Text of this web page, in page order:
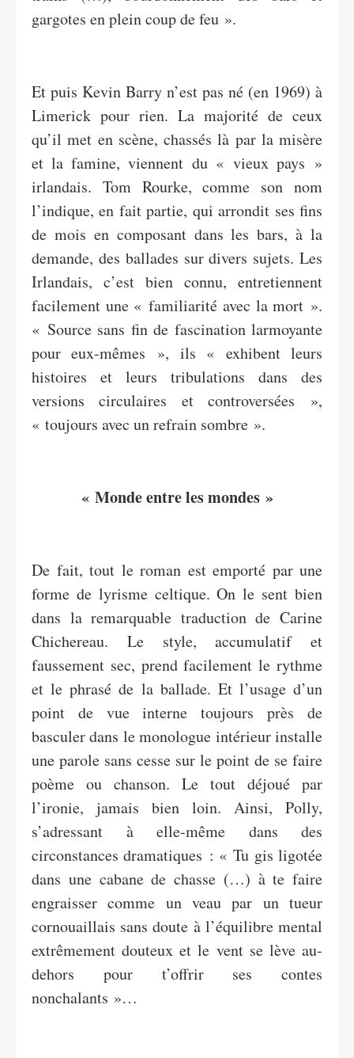
gargotes en plein coup de feu ».
Et puis Kevin Barry n’est pas né (en 1969) à
Limerick pour rien. La majorité de ceux
qu’il met en scène, chassés là par la misère
et la famine, viennent du « vieux pays »
irlandais. Tom Rourke, comme son nom
l’indique, en fait partie, qui arrondit ses fins
de mois en composant dans les bars, à la
demande, des ballades sur divers sujets. Les
Irlandais, c’est bien connu, entretiennent
facilement une « familiarité avec la mort ».
« Source sans fin de fascination larmoyante
pour eux-mêmes », ils « exhibent leurs
histoires et leurs tribulations dans des
versions circulaires et controversées »,
« toujours avec un refrain sombre ».
« Monde entre les mondes »
De fait, tout le roman est emporté par une
forme de lyrisme celtique. On le sent bien
dans la remarquable traduction de Carine
Chichereau. Le style, accumulatif et
faussement sec, prend facilement le rythme
et le phrasé de la ballade. Et l’usage d’un
point de vue interne toujours près de
basculer dans le monologue intérieur installe
une parole sans cesse sur le point de se faire
poème ou chanson. Le tout déjoué par
l’ironie, jamais bien loin. Ainsi, Polly,
s’adressant à elle-même dans des
circonstances dramatiques : « Tu gis ligotée
dans une cabane de chasse (…) à te faire
engraisser comme un veau par un tueur
cornouaillais sans doute à l’équilibre mental
extrêmement douteux et le vent se lève au-
dehors pour t’offrir ses contes
nonchalants »…